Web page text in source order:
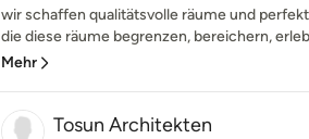
wir schaffen qualitätsvolle räume und
die diese räume begrenzen, bereichern,
Mehr
Tosun Architekten